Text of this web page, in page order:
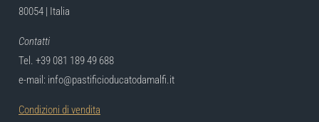
80054 | Italia
Contatti
Tel. +39 081 189 49 688
e-mail: info@pastificioducatodamalfi.it
Condizioni di vendita